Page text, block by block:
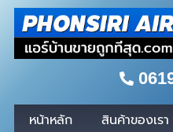
หน้าหลัก สินค้าของเรา